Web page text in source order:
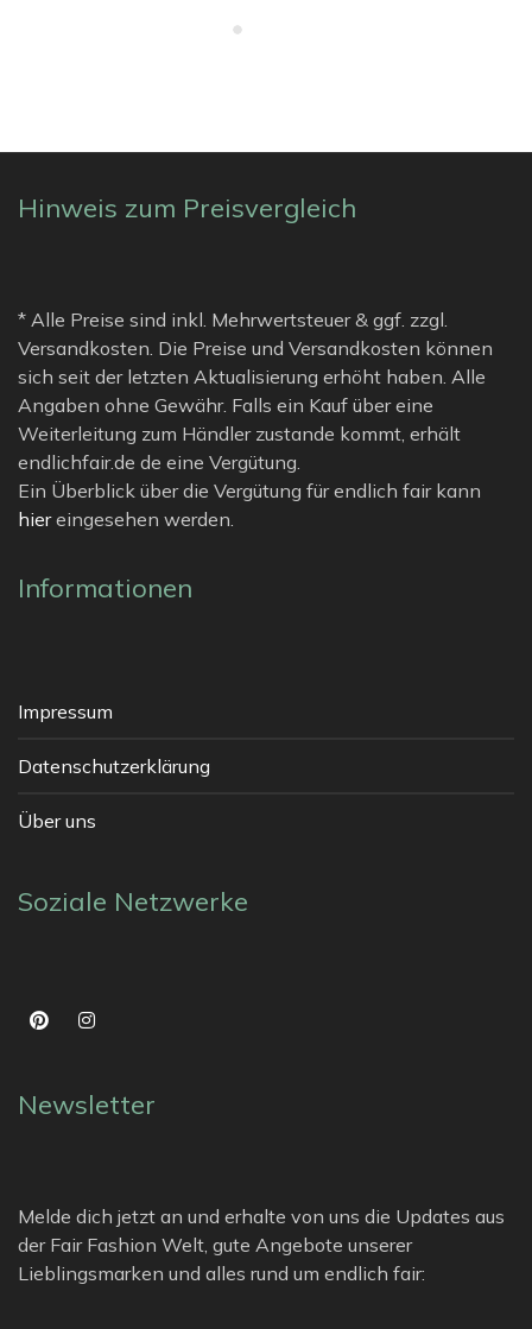
Hinweis zum Preisvergleich
* Alle Preise sind inkl. Mehrwertsteuer & ggf. zzgl.
Versandkosten. Die Preise und Versandkosten können
sich seit der letzten Aktualisierung erhöht haben. Alle
Angaben ohne Gewähr. Falls ein Kauf über eine
Weiterleitung zum Händler zustande kommt, erhält
endlichfair.de de eine Vergütung.
Ein Überblick über die Vergütung für endlich fair kann
hiereingesehen werden.
Informationen
Impressum
Datenschutzerklärung
Über uns
Soziale Netzwerke
Newsletter
Melde dich jetzt an und erhalte von uns die Updates aus
der Fair Fashion Welt, gute Angebote unserer
Lieblingsmarken und alles rund um endlich fair: